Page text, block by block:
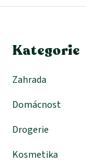
a
Kategorie
Zahrada
Domácnost
Drogerie
Kosmetika